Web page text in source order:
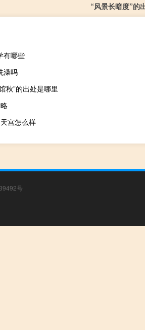
“风景长暗度”的
有哪些
澡吗
秋”的出处是哪里
宫怎么样
号